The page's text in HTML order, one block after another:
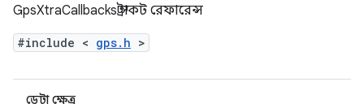
GpsXtraCallbacks স্ট্রাকট রেফারেন্স
#include < gps.h >
ডেটা ক্ষেত্র